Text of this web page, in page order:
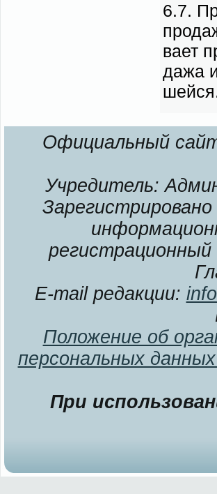
6.7.
ва­ет
да­жа
Официальный сайт
Учредитель:
E-mail редакции:
Положение об
персональных
При